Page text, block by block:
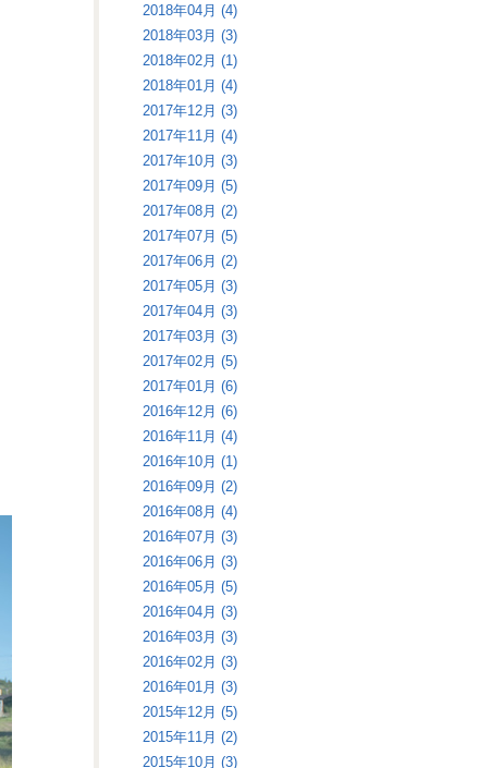
2018年04月 (4)
2018年03月 (3)
2018年02月 (1)
2018年01月 (4)
2017年12月 (3)
2017年11月 (4)
2017年10月 (3)
2017年09月 (5)
2017年08月 (2)
2017年07月 (5)
2017年06月 (2)
2017年05月 (3)
2017年04月 (3)
2017年03月 (3)
2017年02月 (5)
2017年01月 (6)
2016年12月 (6)
2016年11月 (4)
2016年10月 (1)
2016年09月 (2)
2016年08月 (4)
2016年07月 (3)
2016年06月 (3)
2016年05月 (5)
2016年04月 (3)
2016年03月 (3)
2016年02月 (3)
2016年01月 (3)
2015年12月 (5)
2015年11月 (2)
2015年10月 (3)